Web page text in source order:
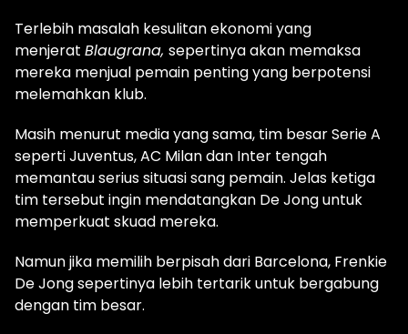
Terlebih masalah kesulitan ekonomi yang
menjerat Blaugrana, sepertinya akan memaksa
mereka menjual pemain penting yang berpotensi
melemahkan klub.
Masih menurut media yang sama, tim besar Serie A
seperti Juventus, AC Milan dan Inter tengah
memantau serius situasi sang pemain. Jelas ketiga
tim tersebut ingin mendatangkan De Jong untuk
memperkuat skuad mereka.
Namun jika memilih berpisah dari Barcelona, Frenkie
De Jong sepertinya lebih tertarik untuk bergabung
dengan tim besar.